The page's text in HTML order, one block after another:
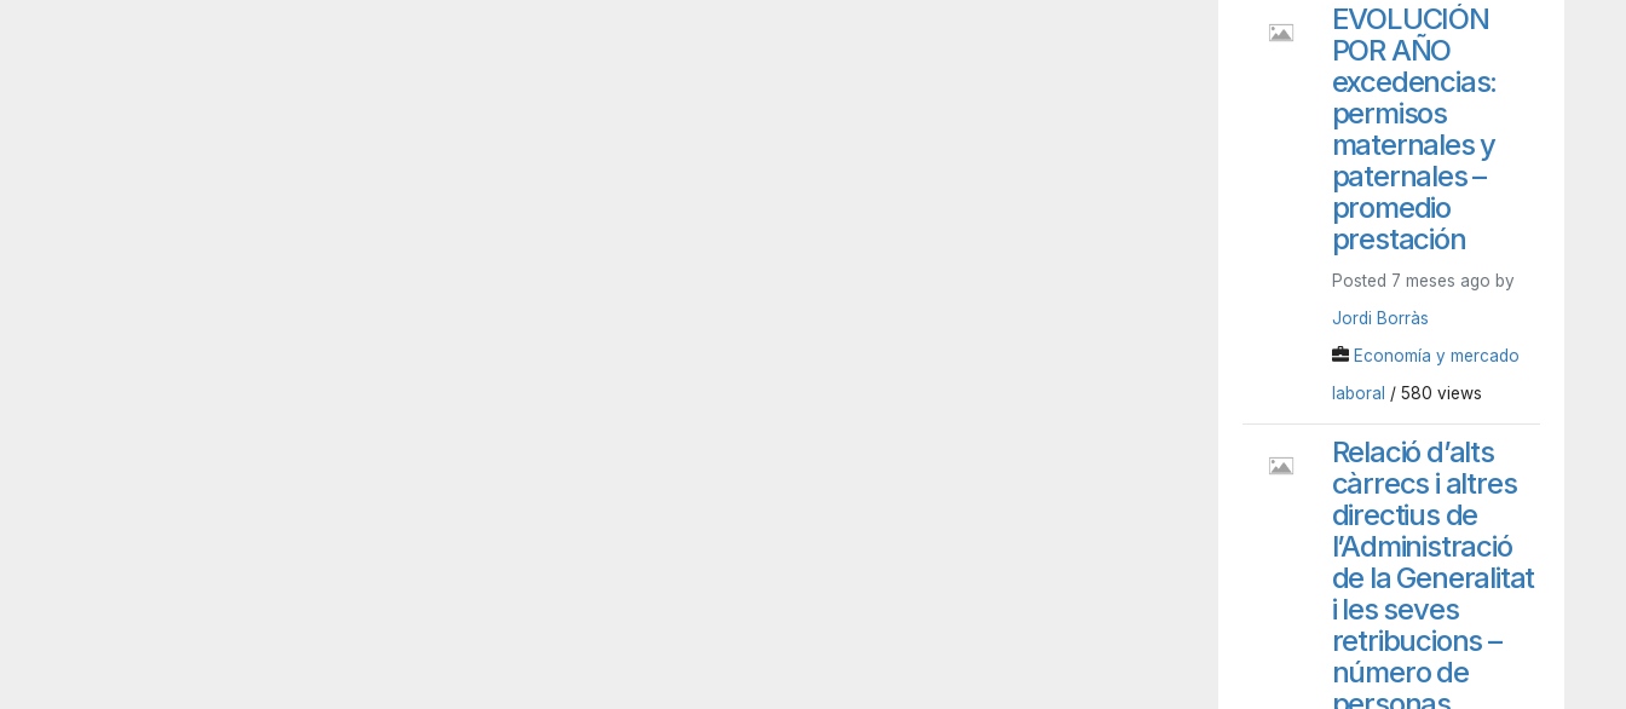
EVOLUCIÓN
POR AÑO
excedencias:
permisos
maternales y
paternales –
promedio
prestación
Posted 7 meses ago by
Jordi Borràs
Economía y mercado
laboral / 580 views
Relació d’alts
càrrecs i altres
directius de
l’Administració
de la Generalitat
i les seves
retribucions –
número de